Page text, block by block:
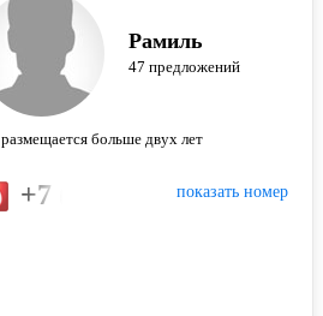
Рамиль
47 предложений
размещается больше двух лет
показать номер
+7 (917) 914-57-73